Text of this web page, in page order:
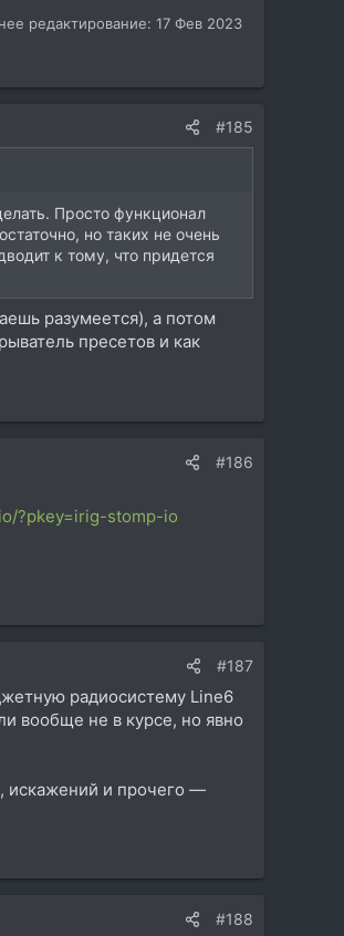
редактирование: 17 Фев 2023
#185
Просто функционал
но таких не очень
к тому, что придется
разумеется), а потом
пресетов и как
#186
?pkey=irig-stomp-io
#187
радиосистему Line6
вообще не в курсе, но явно
искажений и прочего —
#188